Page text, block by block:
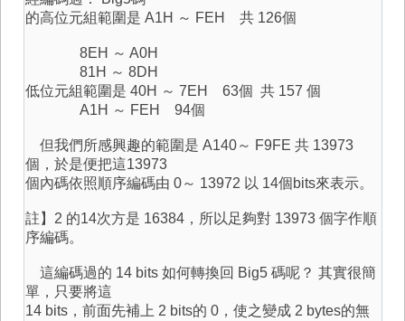
的高位元組範圍是 A1H ～ FEH 共 126個
8EH ～ A0H
81H ～ 8DH
低位元組範圍是 40H ～ 7EH 63個 共 157 個
A1H ～ FEH 94個
但我們所感興趣的範圍是 A140～ F9FE 共 13973
個，於是便把這13973
個內碼依照順序編碼由 0～ 13972 以 14個bits來表示。
註】2 的14次方是 16384，所以足夠對 13973 個字作順
序編碼。
這編碼過的 14 bits 如何轉換回 Big5 碼呢？ 其實很簡
單，只要將這
14 bits，前面先補上 2 bits的 0，使之變成 2 bytes的無